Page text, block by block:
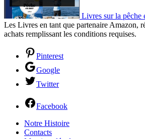
Livres sur la pêche
Les Livres en tant que partenaire Amazon,
achats remplissant les conditions requises.
Pinterest
Google
Twitter
Facebook
Notre Histoire
Contacts